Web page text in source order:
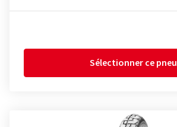
Sélectionner ce pneu